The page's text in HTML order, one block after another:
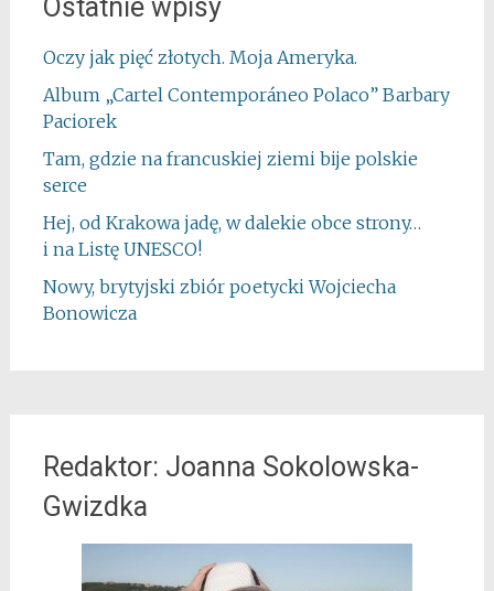
Ostatnie wpisy
Oczy jak pięć złotych. Moja Ameryka.
Album „Cartel Contemporáneo Polaco” Barbary
Paciorek
Tam, gdzie na francuskiej ziemi bije polskie
serce
Hej, od Krakowa jadę, w dalekie obce strony…
i na Listę UNESCO!
Nowy, brytyjski zbiór poetycki Wojciecha
Bonowicza
Redaktor: Joanna Sokolowska-
Gwizdka